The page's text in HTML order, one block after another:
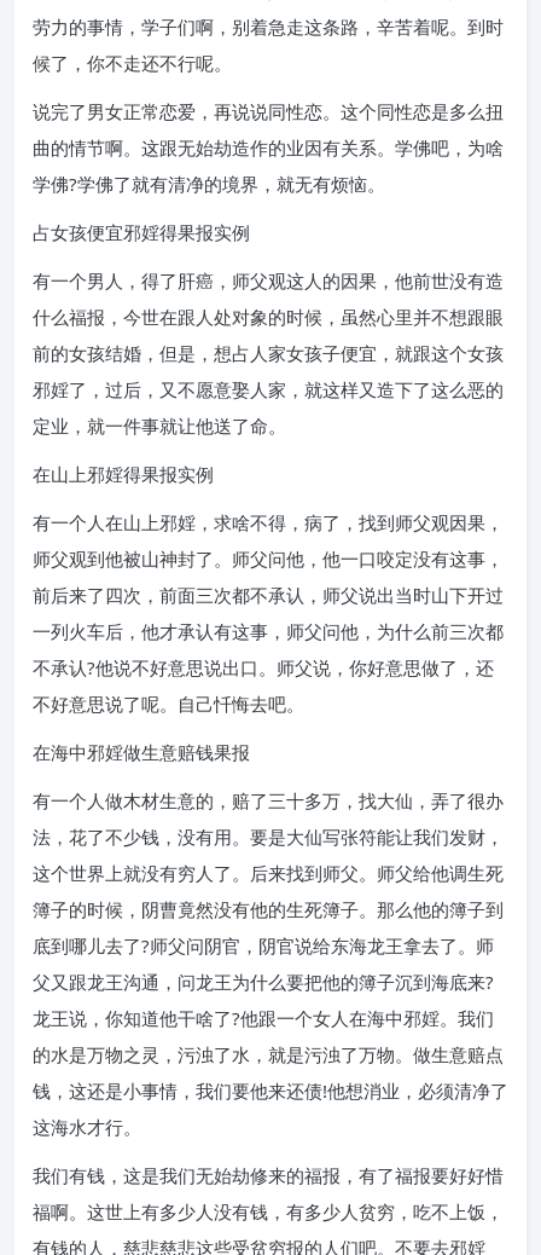
劳力的事情，学子们啊，别着急走这条路，辛苦着呢。到时
候了，你不走还不行呢。
说完了男女正常恋爱，再说说同性恋。这个同性恋是多么扭
曲的情节啊。这跟无始劫造作的业因有关系。学佛吧，为啥
学佛?学佛了就有清净的境界，就无有烦恼。
占女孩便宜邪婬得果报实例
有一个男人，得了肝癌，师父观这人的因果，他前世没有造
什么福报，今世在跟人处对象的时候，虽然心里并不想跟眼
前的女孩结婚，但是，想占人家女孩子便宜，就跟这个女孩
邪婬了，过后，又不愿意娶人家，就这样又造下了这么恶的
定业，就一件事就让他送了命。
在山上邪婬得果报实例
有一个人在山上邪婬，求啥不得，病了，找到师父观因果，
师父观到他被山神封了。师父问他，他一口咬定没有这事，
前后来了四次，前面三次都不承认，师父说出当时山下开过
一列火车后，他才承认有这事，师父问他，为什么前三次都
不承认?他说不好意思说出口。师父说，你好意思做了，还
不好意思说了呢。自己忏悔去吧。
在海中邪婬做生意赔钱果报
有一个人做木材生意的，赔了三十多万，找大仙，弄了很办
法，花了不少钱，没有用。要是大仙写张符能让我们发财，
这个世界上就没有穷人了。后来找到师父。师父给他调生死
簿子的时候，阴曹竟然没有他的生死簿子。那么他的簿子到
底到哪儿去了?师父问阴官，阴官说给东海龙王拿去了。师
父又跟龙王沟通，问龙王为什么要把他的簿子沉到海底来?
龙王说，你知道他干啥了?他跟一个女人在海中邪婬。我们
的水是万物之灵，污浊了水，就是污浊了万物。做生意赔点
钱，这还是小事情，我们要他来还债!他想消业，必须清净了
这海水才行。
我们有钱，这是我们无始劫修来的福报，有了福报要好好惜
福啊。这世上有多少人没有钱，有多少人贫穷，吃不上饭，
有钱的人，慈悲慈悲这些受贫穷报的人们吧。不要去邪婬